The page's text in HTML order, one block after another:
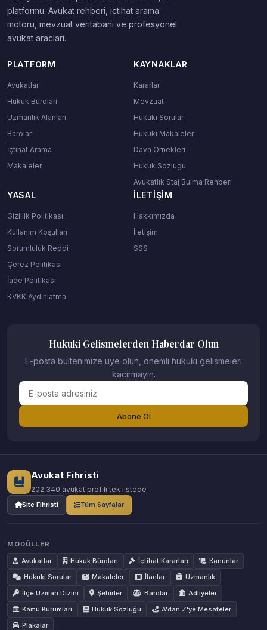
platformu. Avukat rehberi, ictihat arama
motoru, mevzuat veritabani ve profesyonel
avukat araclari.
PLATFORM
Avukatlar
Hukuk Burolari
Uzmanlik Alanlari
Barolar
İçtihat Arama
Makaleler
KAYNAKLAR
Kararlar
Mevzuat
Hukuki Sorular
Hukuki Makaleler
Dava Ornekleri
Hukuk Sozlugu
Avukatlık Staj Bulma Rehberi
YASAL
Gizlilik Politikası
Kullanım Koşulları
Sorumluluk Reddi
Çerez Politikası
İade Politikası
KVKK Aydinlatma
İLETIŞIM
Hakkımızda
İletişim
SSS
Hukuki Gelismelerden Haberdar Olun
E-posta bultenimize uye olun, onemli hukuki gelismeleri
kacirmayin.
Abone Ol
Avukat Fihristi
202.340 avukat profili tek listede
Site Fihristi Tüm Sayfalar
MODÜLLER
Avukatlar
Hukuk Büroları İçtihat Kararları
Kanunlar
Hukuki Sorular
Makaleler İlanlar
Uzmanlık
İlçe Uzman Dizini
Şehirler Barolar
Adliyeler
Kamu Kurumları
Hukuk Sözlüğü
A'dan Z'ye Mesafeler
Plakalar